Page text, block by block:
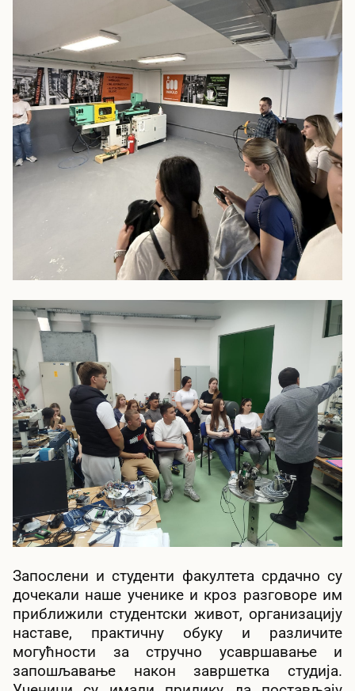
Запослени и студенти факултета срдачно су
дочекали наше ученике и кроз разговоре им
приближили студентски живот, организацију
наставе, практичну обуку и различите
могућности за стручно усавршавање и
запошљавање након завршетка студија.